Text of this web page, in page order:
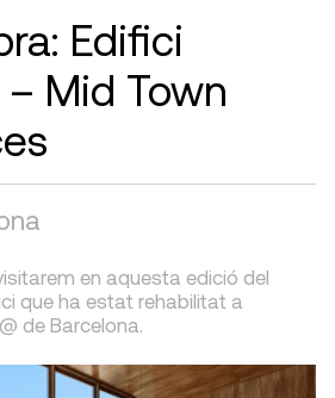
Edifici
– Mid Town
en aquesta edició del
que ha estat rehabilitat a
de Barcelona.